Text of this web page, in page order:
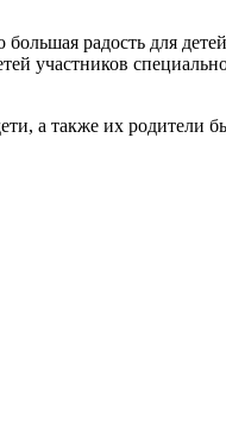
радость для
участников
а также их родители